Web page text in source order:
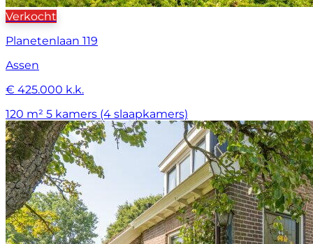
Verkocht
Planetenlaan 119
Assen
€ 425.000 k.k.
120 m² 5 kamers (4 slaapkamers)